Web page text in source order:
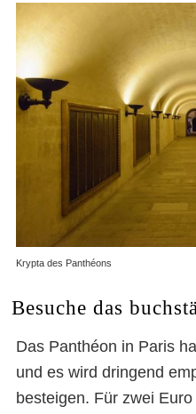
Krypta des Panthéons
Besuche das
Das Panthéon in Paris
und es wird dringend
besteigen. Für zwei